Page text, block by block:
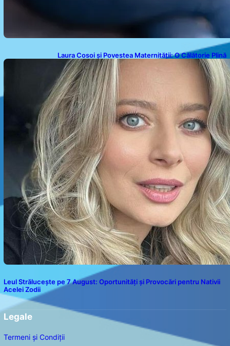
Laura Cosoi și Povestea Maternității: O Călătorie Plină
de Dragoste și Provocări
Leul Strălucește pe 7 August: Oportunități și Provocări pentru Nativii
Acelei Zodii
Legale
Termeni și Condiții